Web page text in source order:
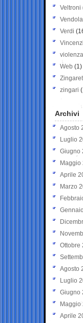
Veltroni
Vendola
Verdi
Vincenzi
Web (1)
zingari
Archivi
Agosto
Luglio
Giugno
Maggio
Aprile
Marzo
Ottobre
Agosto
Luglio
Giugno
Maggio
Aprile